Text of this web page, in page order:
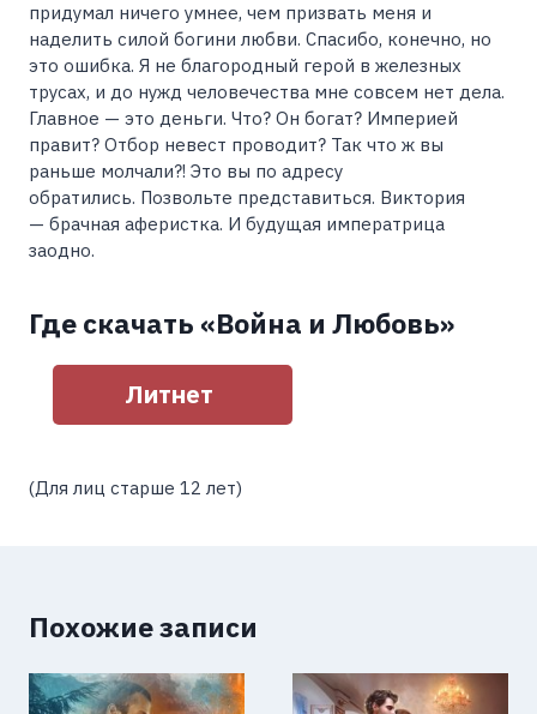
придумал ничего умнее, чем призвать меня и
наделить силой богини любви. Спасибо, конечно, но
это ошибка. Я не благородный герой в железных
трусах, и до нужд человечества мне совсем нет дела.
Главное — это деньги. Что? Он богат? Империей
правит? Отбор невест проводит? Так что ж вы
раньше молчали?! Это вы по адресу
обратились. Позвольте представиться. Виктория
— брачная аферистка. И будущая императрица
заодно.
Где скачать «Война и Любовь»
Литнет
(Для лиц старше 12 лет)
Похожие записи